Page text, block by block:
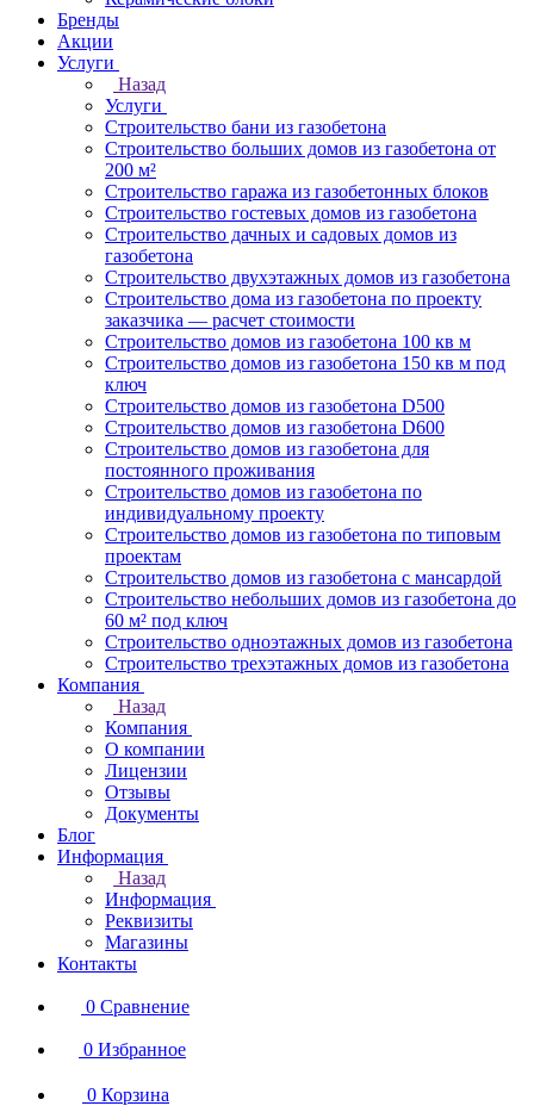
Бренды
Акции
Услуги
Назад
Услуги
Строительство бани из газобетона
Строительство больших домов из газобетона от
200 м²
Строительство гаража из газобетонных блоков
Строительство гостевых домов из газобетона
Строительство дачных и садовых домов из
газобетона
Строительство двухэтажных домов из газобетона
Строительство дома из газобетона по проекту
заказчика — расчет стоимости
Строительство домов из газобетона 100 кв м
Строительство домов из газобетона 150 кв м под
ключ
Строительство домов из газобетона D500
Строительство домов из газобетона D600
Строительство домов из газобетона для
постоянного проживания
Строительство домов из газобетона по
индивидуальному проекту
Строительство домов из газобетона по типовым
проектам
Строительство домов из газобетона с мансардой
Строительство небольших домов из газобетона до
60 м² под ключ
Строительство одноэтажных домов из газобетона
Строительство трехэтажных домов из газобетона
Компания
Назад
Компания
О компании
Лицензии
Отзывы
Документы
Блог
Информация
Назад
Информация
Реквизиты
Магазины
Контакты
0 Сравнение
0 Избранное
0 Корзина